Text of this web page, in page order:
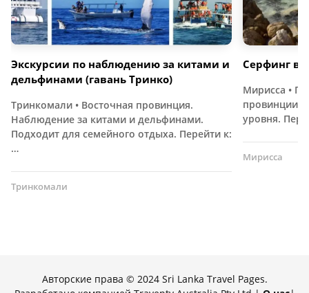
Экскурсии по наблюдению за китами и
дельфинами (гавань Тринко)
Тринкомали • Восточная провинция.
Наблюдение за китами и дельфинами.
Подходит для семейного отдыха. Перейти к:
…
Тринкомали
Серфинг в
Мирисса •
провинции.
уровня.
Мирисса
Авторские права © 2024 Sri Lanka Travel Pages.